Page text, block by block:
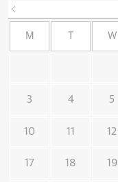
M W
3 4 5
10 11 12
17 18 19